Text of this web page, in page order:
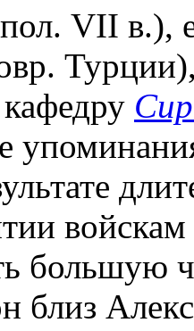
VII в.),
большую
близ